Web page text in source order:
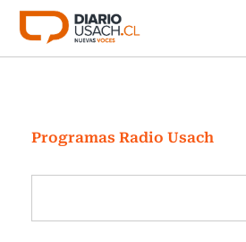
Click acá para ir directamente al
Investigación
Cultura
Programas Radio y TV
Programas Radio Usach